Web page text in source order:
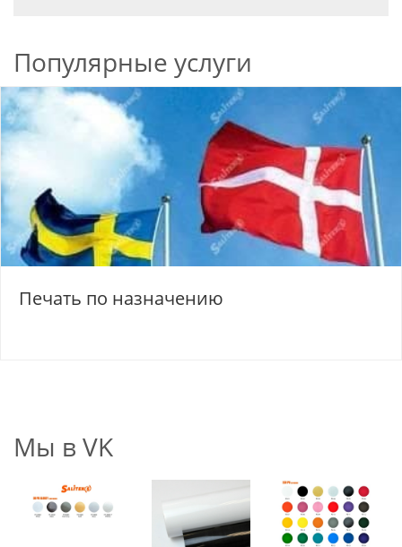
Популярные услуги
Печать по назначению
Мы в VK